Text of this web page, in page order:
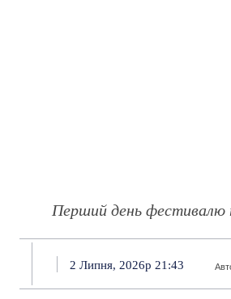
Перший день фестивалю
2 Липня, 2026р 21:43